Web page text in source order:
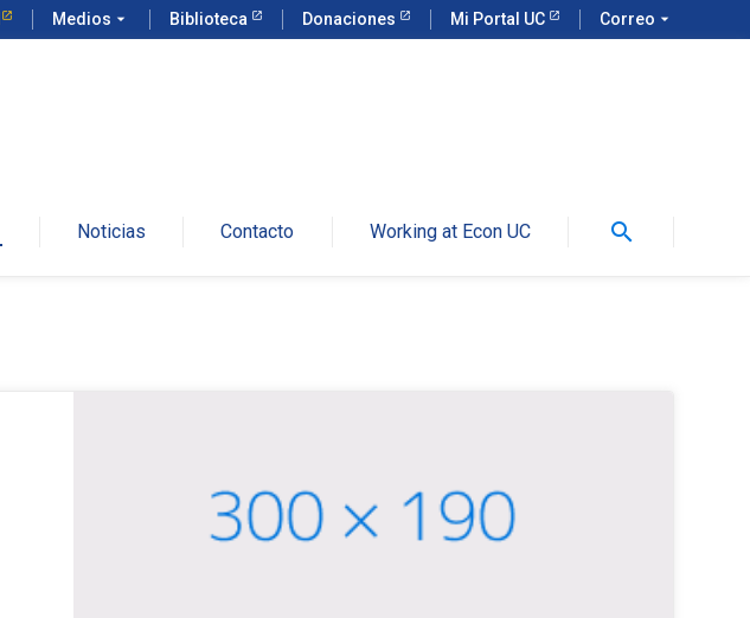
Medios arrow_drop_down Biblioteca Donaciones Mi Portal UC Correo arrow_drop_down
Noticias Contacto Working at Econ UC search